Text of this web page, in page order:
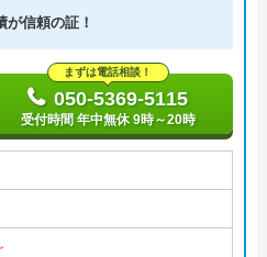
が信頼の証！
まずは電話相談！
050-5369-5115
受付時間 年中無休 9時～20時